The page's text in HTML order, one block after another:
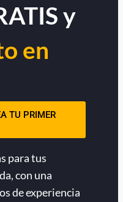
y
en
TU PRIMER
para tus
con una
de experiencia